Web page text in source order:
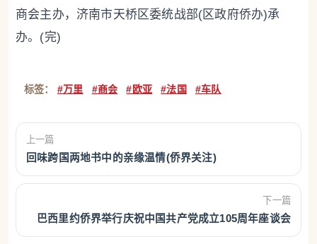
商会主办，济南市天桥区委统战部(区政府侨办)承
办。(完)
标签： #万里 #商会 #欧亚 #法国 #车队
上一篇
回味跨国两地书中的亲缘温情(侨界关注)
下一篇
巴西里约侨界举行庆祝中国共产党成立105周年座谈会